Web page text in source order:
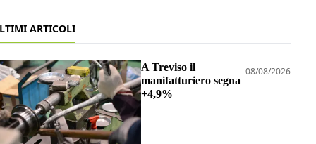
ARTICOLI
A Treviso il
manifatturiero segna
+4,9%
08/08/2026